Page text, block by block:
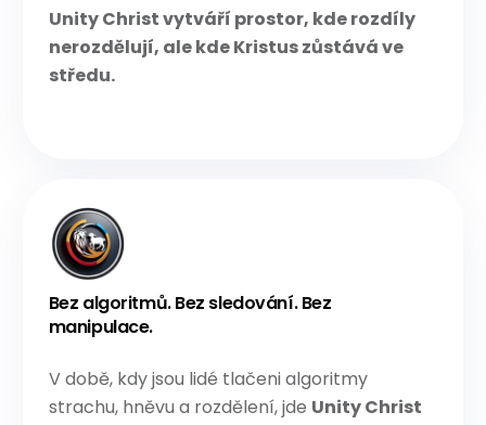
Unity Christ vytváří prostor, kde rozdíly
nerozdělují, ale kde Kristus zůstává ve
středu.
Bez algoritmů. Bez sledování. Bez
manipulace.
V době, kdy jsou lidé tlačeni algoritmy
strachu, hněvu a rozdělení, jde Unity Christ